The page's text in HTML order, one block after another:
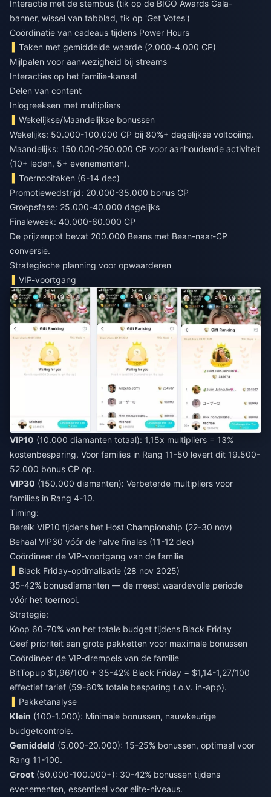
Interactie met de stembus (tik op de BIGO Awards Gala-
banner, wissel van tabblad, tik op 'Get Votes')
Coördinatie van cadeaus tijdens Power Hours
Taken met gemiddelde waarde (2.000-4.000 CP)
Mijlpalen voor aanwezigheid bij streams
Interacties op het familie-kanaal
Delen van content
Inlogreeksen met multipliers
Wekelijkse/Maandelijkse bonussen
Wekelijks: 50.000-100.000 CP bij 80%+ dagelijkse voltooiing.
Maandelijks: 150.000-250.000 CP voor aanhoudende activiteit
(10+ leden, 5+ evenementen).
Toernooitaken (6-14 dec)
Promotiewedstrijd: 20.000-35.000 bonus CP
Groepsfase: 25.000-40.000 dagelijks
Finaleweek: 40.000-60.000 CP
De prijzenpot bevat 200.000 Beans met Bean-naar-CP
conversie.
Strategische planning voor opwaarderen
VIP-voortgang
VIP10 (10.000 diamanten totaal): 1,15x multipliers = 13%
kostenbesparing. Voor families in Rang 11-50 levert dit 19.500-
52.000 bonus CP op.
VIP30 (150.000 diamanten): Verbeterde multipliers voor
families in Rang 4-10.
Timing:
Bereik VIP10 tijdens het Host Championship (22-30 nov)
Behaal VIP30 vóór de halve finales (11-12 dec)
Coördineer de VIP-voortgang van de familie
Black Friday-optimalisatie (28 nov 2025)
35-42% bonusdiamanten — de meest waardevolle periode
vóór het toernooi.
Strategie:
Koop 60-70% van het totale budget tijdens Black Friday
Geef prioriteit aan grote pakketten voor maximale bonussen
Coördineer de VIP-drempels van de familie
BitTopup $1,96/100 + 35-42% Black Friday = $1,14-1,27/100
effectief tarief (59-60% totale besparing t.o.v. in-app).
Pakketanalyse
Klein (100-1.000): Minimale bonussen, nauwkeurige
budgetcontrole.
Gemiddeld (5.000-20.000): 15-25% bonussen, optimaal voor
Rang 11-100.
Groot (50.000-100.000+): 30-42% bonussen tijdens
evenementen, essentieel voor elite-niveaus.